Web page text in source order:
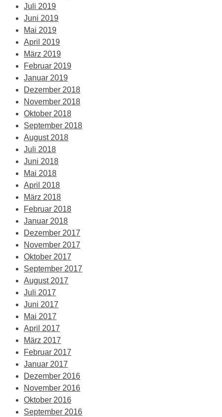
Juli 2019
Juni 2019
Mai 2019
April 2019
März 2019
Februar 2019
Januar 2019
Dezember 2018
November 2018
Oktober 2018
September 2018
August 2018
Juli 2018
Juni 2018
Mai 2018
April 2018
März 2018
Februar 2018
Januar 2018
Dezember 2017
November 2017
Oktober 2017
September 2017
August 2017
Juli 2017
Juni 2017
Mai 2017
April 2017
März 2017
Februar 2017
Januar 2017
Dezember 2016
November 2016
Oktober 2016
September 2016